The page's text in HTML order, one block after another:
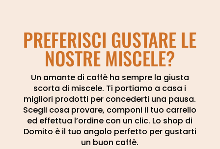
PREFERISCI GUSTARE LE
NOSTRE MISCELE?
Un amante di caffè ha sempre la giusta
scorta di miscele. Ti portiamo a casa i
migliori prodotti per concederti una pausa.
Scegli cosa provare, componi il tuo carrello
ed effettua l’ordine con un clic. Lo shop di
Domito è il tuo angolo perfetto per gustarti
un buon caffè.